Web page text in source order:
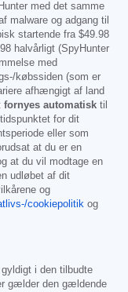
med det samme
malware og adgang til
startende fra $49.98
halvårligt (SpyHunter
med
købssiden (som er
afhængigt af land
fornyes automatisk til
for dit
eller som
at du er en
at du vil modtage en
udløbet af dit
og
cookiepolitik og
i den tilbudte
gælder den gældende